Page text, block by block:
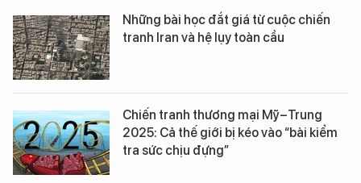
Những bài học đắt giá từ cuộc chiến
tranh Iran và hệ lụy toàn cầu
Chiến tranh thương mại Mỹ–Trung
2025: Cả thế giới bị kéo vào “bài kiểm
tra sức chịu đựng”